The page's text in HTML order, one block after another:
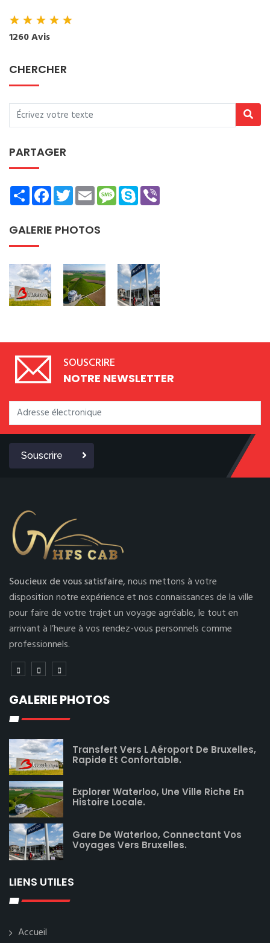
★★★★★
1260 Avis
CHERCHER
PARTAGER
ShareFacebookTwitterEmailMessage
Skype
GALERIE PHOTOS
SOUSCRIRE
NOTRE NEWSLETTER
Souscrire
Soucieux de vous satisfaire,nous mettons à votre
disposition notre expérience et nos connaissances de la ville
pour faire de votre trajet un voyage agréable, le tout en
arrivant à l’heure à vos rendez-vous personnels comme
professionnels.
GALERIE PHOTOS
Transfert Vers L Aéroport De Bruxelles,
Rapide Et Confortable.
Explorer Waterloo, Une Ville Riche En
Histoire Locale.
Gare De Waterloo, Connectant Vos
Voyages Vers Bruxelles.
LIENS UTILES
Accueil